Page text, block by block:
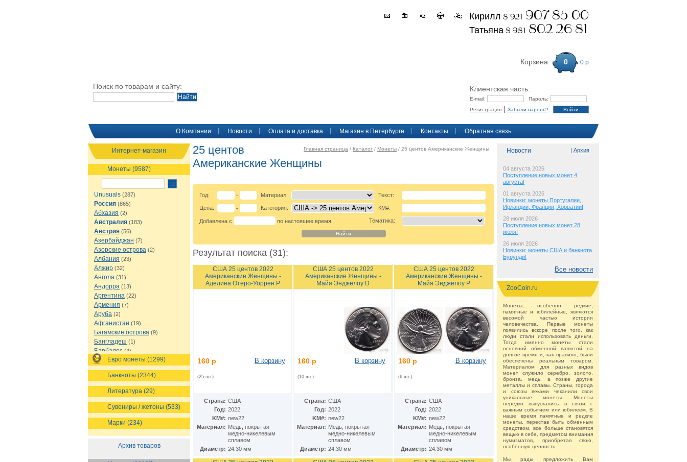
Поиск по товарам и сайту:
Кирилл 8 921 907 85 00
Татьяна 8 981 802 26 81
Корзина: 0 0 р
Клиентская часть:
E-mail:
Пароль:
Регистрация | Забыли пароль?
O Компании Новости Оплата и доставка Магазин в Петербурге Контакты Обратная связь
Интернет-магазин
Монеты (9587)
Unusuals (287)
Россия (865)
Абхазия (2)
Австралия (183)
Австрия (56)
Азербайджан (7)
Азорские острова (2)
Албания (23)
Алжир (32)
Ангола (31)
Андорра (13)
Аргентина (22)
Армения (7)
Аруба (2)
Афганистан (19)
Багамские острова (9)
Бангладеш (1)
Барбадос (4)
Бахрейн(1)
Беларусь(18)
Белиз(16)
Бельгия(69)
Бельгийское Конго(4)
Бенин(4)
Бермуды(1)
Болгария(43)
Босния и Герцеговина
Евро монеты (1299)
Банкноты (2344)
Литература (29)
Сувениры / жетоны (533)
Марки (234)
Архив товаров
Новости | Архив
04 августа 2026
Поступление новых монет 4
августа!
01 августа 2026
Новинки: монеты Португалии,
Ирландии, Франции, Хорватии!
28 июля 2026
Поступление новых монет 28
июля!
26 июля 2026
Новинки: монеты США и банкнота
Бурунди!
Все новости
ZooCoin.ru
Монеты, особенно редкие,
памятные и юбилейные, являются
весомой частью истории
человечества. Первые монеты
появились вскоре после того, как
люди стали использовать деньги.
Тогда именно монеты стали
основной обменной валютой на
долгое время и, как правило, были
обеспечены реальным товаром.
Материалом для разных видов
монет служило серебро, золото,
бронза, медь, а позже другие
металлы и сплавы. Страны, города
и союзы веками чеканили свои
уникальные монеты. Монеты
нередко выпускались в связи с
важным событием или юбилеем. В
наше время памятные и редкие
монеты, перестав быть обменным
средством, все больше становятся
вещью в себе, предметом внимания
нумизматов, приобретая свою,
особенную ценность.
Мы рады предложить Вам
Главная страница / Каталог / Монеты / 25 центов Американские Женщины
25 центов
Американские Женщины
Год: - Материал: Текст:
Цена: - Категория: КМ#:
Добавлена с по настоящее время Тематика:
Результат поиска (31):
США 25 центов 2022
Американские Женщины -
Аделина Отеро-Уоррен P
160 р
(25 шт.)
В корзину
Страна: США
Год: 2022
KM#: new22
Материал: Медь, покрытая
медно-никелевым
сплавом
Диаметр: 24.30 мм
США 25 центов 2022
Американские Женщины -
Майя Энджелоу D
160 р
(10 шт.)
В корзину
Страна: США
Год: 2022
KM#: new22
Материал: Медь, покрытая
медно-никелевым
сплавом
Диаметр: 24.30 мм
США 25 центов 2022
Американские Женщины -
Майя Энджелоу P
160 р
(6 шт.)
В корзину
Страна: США
Год: 2022
KM#: new22
Материал: Медь, покрытая
медно-никелевым
сплавом
Диаметр: 24.30 мм